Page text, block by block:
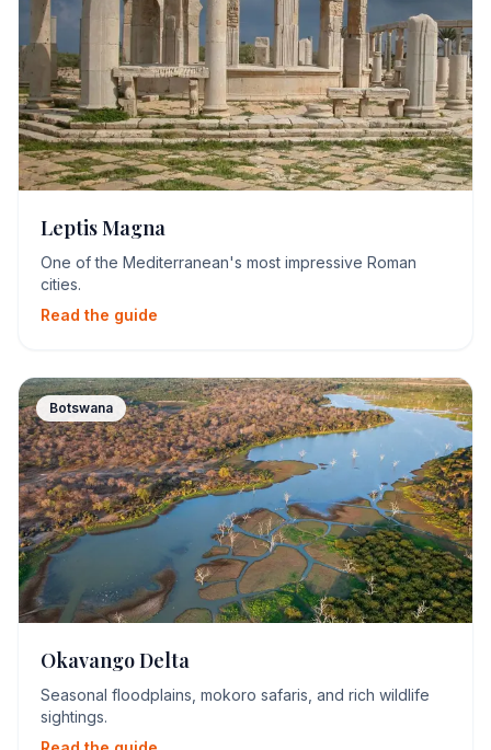
Leptis Magna
One of the Mediterranean's most impressive Roman
cities.
Read the guide
Botswana
Okavango Delta
Seasonal floodplains, mokoro safaris, and rich wildlife
sightings.